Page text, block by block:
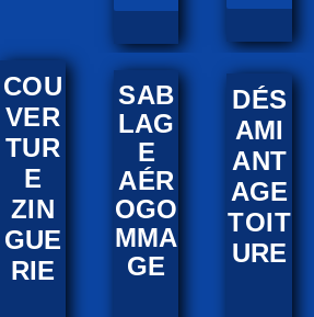
COU
VER
TUR
E
ZIN
GUE
RIE
SAB
LAG
E
AÉR
OGO
MMA
GE
DÉS
AMI
ANT
AGE
TOIT
URE